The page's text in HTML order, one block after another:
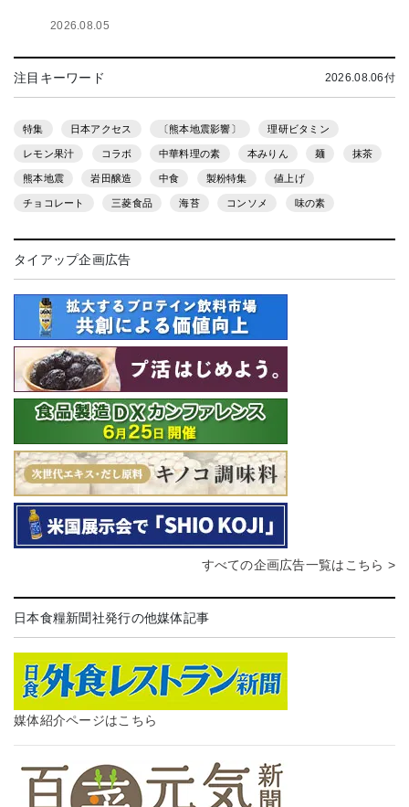
2026.08.05
注目キーワード 2026.08.06付
特集 日本アクセス 〔熊本地震影響〕 理研ビタミン
レモン果汁 コラボ 中華料理の素 本みりん 麺 抹茶
熊本地震 岩田醸造 中食 製粉特集 値上げ
チョコレート 三菱食品 海苔 コンソメ 味の素
タイアップ企画広告
すべての企画広告一覧はこちら >
日本食糧新聞社発行の他媒体記事
媒体紹介ページはこちら